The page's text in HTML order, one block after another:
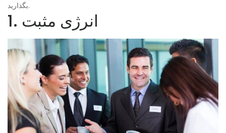
بگذارید.
1. انرژی مثبت